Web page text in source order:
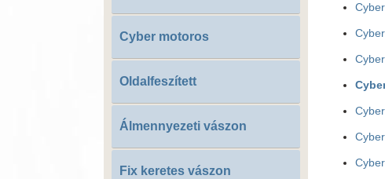
Cyber motoros
Oldalfeszített
Álmennyezeti vászon
Fix keretes vászon